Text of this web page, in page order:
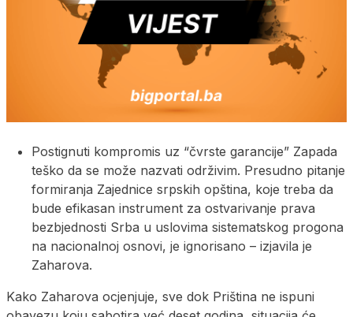
Postignuti kompromis uz “čvrste garancije” Zapada
teško da se može nazvati održivim. Presudno pitanje
formiranja Zajednice srpskih opština, koje treba da
bude efikasan instrument za ostvarivanje prava
bezbjednosti Srba u uslovima sistematskog progona
na nacionalnoj osnovi, je ignorisano – izjavila je
Zaharova.
Kako Zaharova ocjenjuje, sve dok Priština ne ispuni